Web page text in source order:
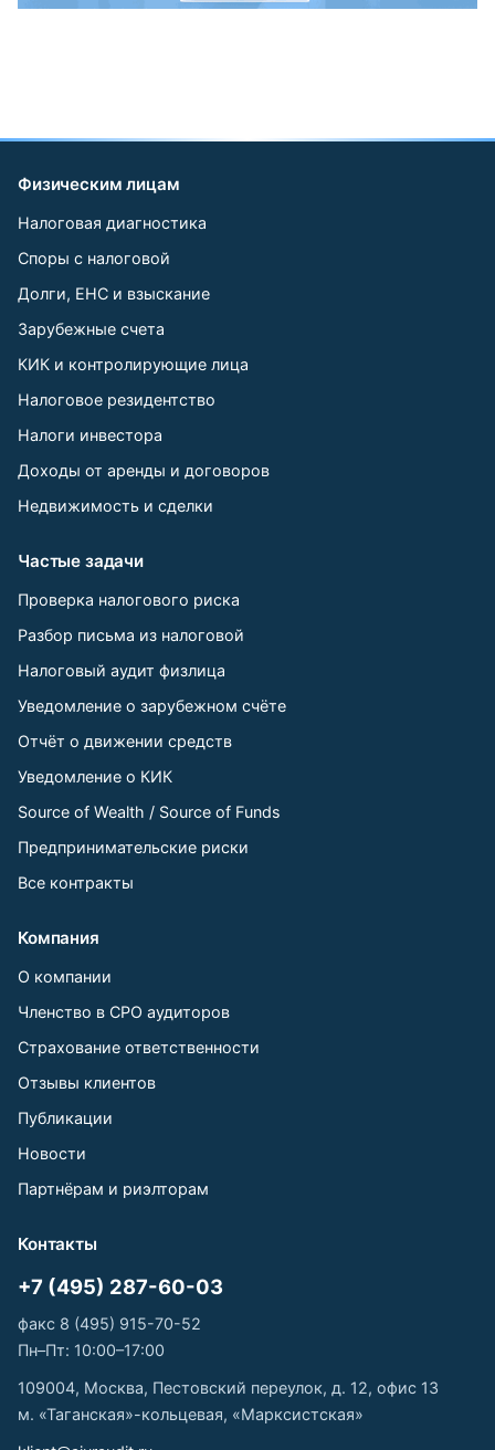
Физическим лицам
Налоговая диагностика
Споры с налоговой
Долги, ЕНС и взыскание
Зарубежные счета
КИК и контролирующие лица
Налоговое резидентство
Налоги инвестора
Доходы от аренды и договоров
Недвижимость и сделки
Частые задачи
Проверка налогового риска
Разбор письма из налоговой
Налоговый аудит физлица
Уведомление о зарубежном счёте
Отчёт о движении средств
Уведомление о КИК
Source of Wealth / Source of Funds
Предпринимательские риски
Все контракты
Компания
О компании
Членство в СРО аудиторов
Страхование ответственности
Отзывы клиентов
Публикации
Новости
Партнёрам и риэлторам
Контакты
+7 (495) 287-60-03
факс 8 (495) 915-70-52
Пн–Пт: 10:00–17:00
109004, Москва, Пестовский переулок, д. 12, офис 13
м. «Таганская»-кольцевая, «Марксистская»